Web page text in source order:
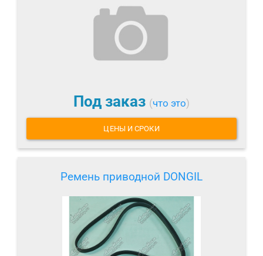
Под заказ (что это)
ЦЕНЫ И СРОКИ
Ремень приводной DONGIL